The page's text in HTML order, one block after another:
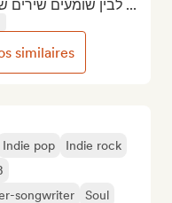
Indie pop
Indie rock
songwriter Soul
לבין שומעים שירים של האומן ומקבלים זווית חדשה על ...
similaires